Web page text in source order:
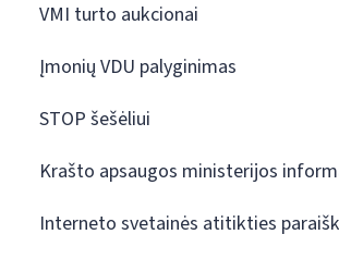
VMI turto aukcionai
Įmonių VDU palyginimas
STOP šešėliui
Krašto apsaugos ministerijos
Interneto svetainės atitikties